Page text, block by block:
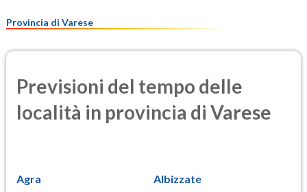
Provincia di Varese
Previsioni del tempo delle
località in provincia di Varese
Agra Albizzate